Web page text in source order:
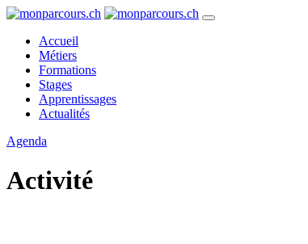
Accueil
Métiers
Formations
Stages
Apprentissages
Actualités
Agenda
Activité